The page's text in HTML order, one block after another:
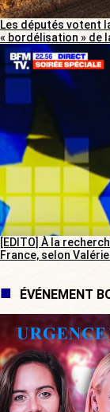
Les députés votent
« bordélisation » de
[EDITO] À la
France, selon
ÉVÉNEMENT